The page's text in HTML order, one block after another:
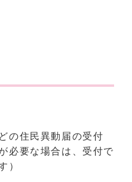
の住民異動届の受付
必要な場合は、受付で
）